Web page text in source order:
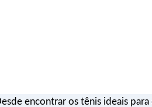
encontrar os tênis ideais